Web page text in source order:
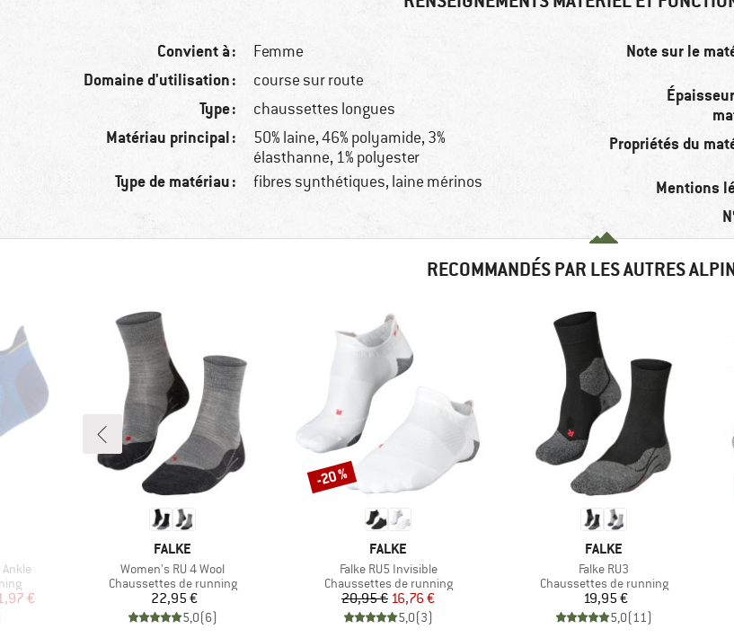
Convient à : Femme
Domaine d'utilisation : course sur route
Type : chaussettes longues
Matériau principal :
50% laine, 46% polyamide, 3%
élasthanne, 1% polyester
Type de matériau : fibres synthétiques, laine mérinos
Note sur le
Propriétés du
Mentions
RECOMMANDÉS PAR LES AUTRES
€
MARQUE
FALKE
Article
Women's RU 4 Wool
Product group
Chaussettes de running
Prix
22,95 €
5,0(6)
MARQUE
FALKE
Article
Falke RU5 Invisible
Product group
Chaussettes de running
Prix
20,95 €Prix réduit
16,76 €
5,0(3)
Remise
-20 %
MARQUE
FALKE
Article
Falke RU3
Product group
Chaussettes de running
Prix
19,95 €
5,0(11)